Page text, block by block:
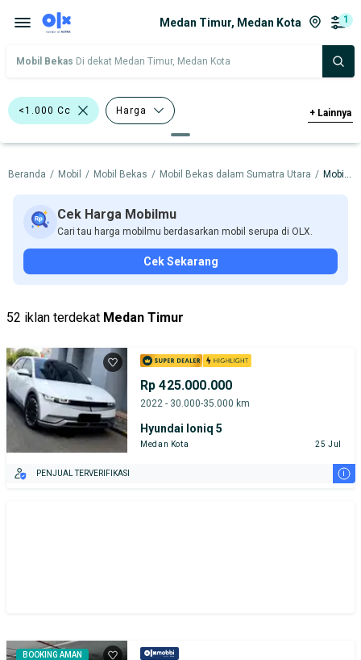
Medan Timur, Medan Kota 1
Mobil Bekas Di dekat Medan Timur, Medan Kota
<1.000 Cc Harga
Merek Dan Model Tahun
Tipe Bodi Tipe Membership
+ Lainnya
Beranda / Mobil / Mobil Bekas / Mobil Bekas dalam Sumatra Utara / Mobil Bekas dalam Medan Kota
Cek Harga Mobilmu
Cari tau harga mobilmu berdasarkan mobil serupa di OLX.
Cek Sekarang
52 iklan terdekat Medan Timur
Rp 425.000.000
2022 - 30.000-35.000 km
Hyundai Ioniq 5
Medan Kota 25 Jul
PENJUAL TERVERIFIKASI i
BOOKING AMAN